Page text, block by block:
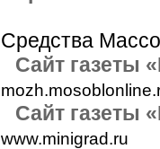
Средства
Сайт газеты «
Сайт газеты «
www.minigrad.ru